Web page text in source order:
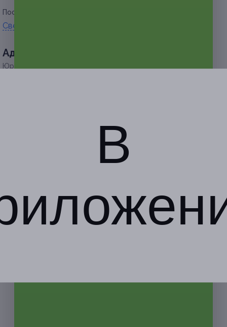
Посмотреть страницу в «
Свернуть
Адресa
Юридическая информация о партнёре
В